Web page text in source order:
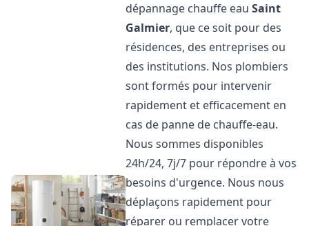
dépannage chauffe eauSaint
Galmier, que ce soit pour des
résidences, des entreprises ou
des institutions. Nos plombiers
sont formés pour intervenir
rapidement et efficacement en
cas de panne de chauffe-eau.
Nous sommes disponibles
24h/24, 7j/7 pour répondre à vos
besoins d'urgence. Nous nous
déplaçons rapidement pour
réparer ou remplacer votre